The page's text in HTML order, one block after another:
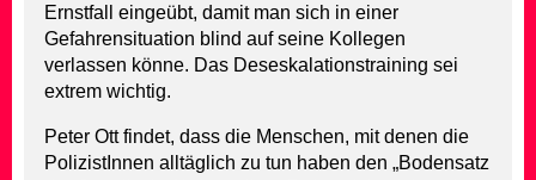
Ernstfall eingeübt, damit man sich in einer
Gefahrensituation blind auf seine Kollegen
verlassen könne. Das Deseskalationstraining sei
extrem wichtig.
Peter Ott findet, dass die Menschen, mit denen die
PolizistInnen alltäglich zu tun haben den „Bodensatz